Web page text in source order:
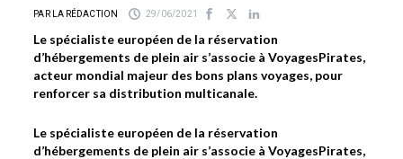
PAR LA RÉDACTION 29/06/2021
Le spécialiste européen de la réservation
d’hébergements de plein air s’associe à VoyagesPirates,
acteur mondial majeur des bons plans voyages, pour
renforcer sa distribution multicanale.
Le spécialiste européen de la réservation
d’hébergements de plein air s’associe à VoyagesPirates,